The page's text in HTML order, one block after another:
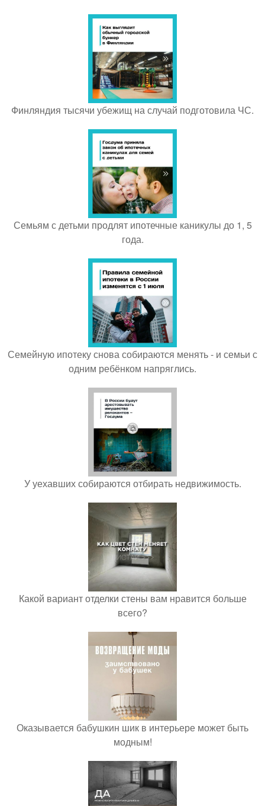
Финляндия тысячи убежищ на случай подготовила ЧС.
Семьям с детьми продлят ипотечные каникулы до 1, 5
года.
Семейную ипотеку снова собираются менять - и семьи с
одним ребёнком напряглись.
У уехавших собираются отбирать недвижимость.
Какой вариант отделки стены вам нравится больше
всего?
Оказывается бабушкин шик в интерьере может быть
модным!